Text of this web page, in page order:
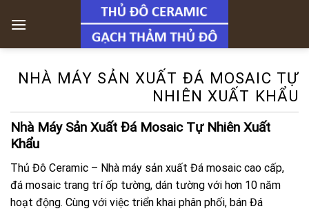
NHÀ MÁY SẢN XUẤT ĐÁ MOSAIC TỰ
NHIÊN XUẤT KHẨU
Nhà Máy Sản Xuất Đá Mosaic Tự Nhiên Xuất
Khẩu
Thủ Đô Ceramic – Nhà máy sản xuất Đá mosaic cao cấp,
đá mosaic trang trí ốp tường, dán tường với hơn 10 năm
hoạt động. Cùng với việc triển khai phân phối, bán Đá